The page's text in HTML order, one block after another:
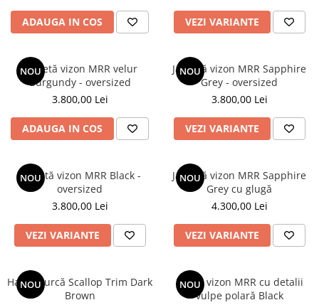
ADAUGA IN COS VEZI VARIANTE
NOU
Jachetă vizon MRR velur
Burgundy - oversized
3.800,00 Lei
ADAUGA IN COS
NOU
Jachetă vizon MRR Sapphire
Grey - oversized
3.800,00 Lei
VEZI VARIANTE
NOU
Jachetă vizon MRR Black -
oversized
3.800,00 Lei
VEZI VARIANTE
NOU
Jachetă vizon MRR Sapphire
Grey cu glugă
4.300,00 Lei
VEZI VARIANTE
NOU
Haină nurcă Scallop Trim Dark
Brown
NOU
Haină vizon MRR cu detalii
vulpe polară Black